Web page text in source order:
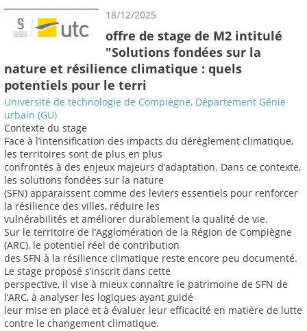
18/12/2025
offre de stage de M2 intitulé
"Solutions fondées sur la
nature et résilience climatique : quels
potentiels pour le terri
Université de technologie de Compiègne, Département Génie
urbain (GU)
Contexte du stage
Face à l’intensification des impacts du dérèglement climatique,
les territoires sont de plus en plus
confrontés à des enjeux majeurs d’adaptation. Dans ce contexte,
les solutions fondées sur la nature
(SFN) apparaissent comme des leviers essentiels pour renforcer
la résilience des villes, réduire les
vulnérabilités et améliorer durablement la qualité de vie.
Sur le territoire de l’Agglomération de la Région de Compiègne
(ARC), le potentiel réel de contribution
des SFN à la résilience climatique reste encore peu documenté.
Le stage proposé s’inscrit dans cette
perspective, il vise à mieux connaître le patrimoine de SFN de
l’ARC, à analyser les logiques ayant guidé
leur mise en place et à évaluer leur efficacité en matière de lutte
contre le changement climatique.